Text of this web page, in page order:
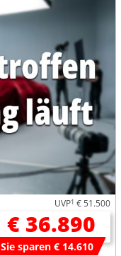
UVP1 € 51.500
€ 36.890
Sie sparen € 14.610